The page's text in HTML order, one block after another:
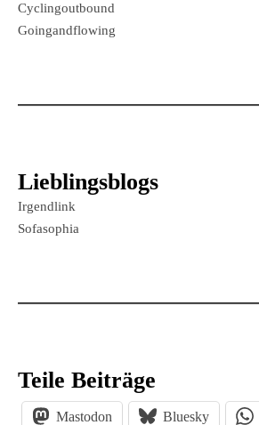
Cyclingoutbound
Goingandflowing
Lieblingsblogs
Irgendlink
Sofasophia
Teile Beiträge
Mastodon Bluesky